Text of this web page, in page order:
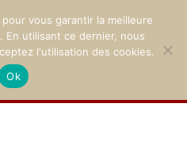
02 47 94 21 15
vous garantir la meilleure
utilisant ce dernier, nous
l'utilisation des cookies.
Ok